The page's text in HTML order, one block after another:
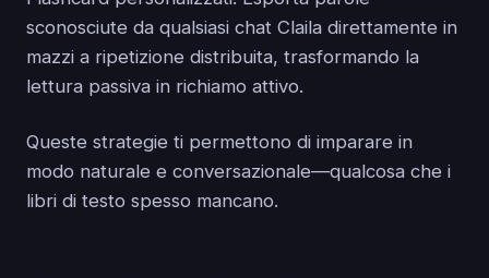
sconosciute da qualsiasi chat Claila direttamente in
mazzi a ripetizione distribuita, trasformando la
lettura passiva in richiamo attivo.
Queste strategie ti permettono di imparare in
modo naturale e conversazionale—qualcosa che i
libri di testo spesso mancano.